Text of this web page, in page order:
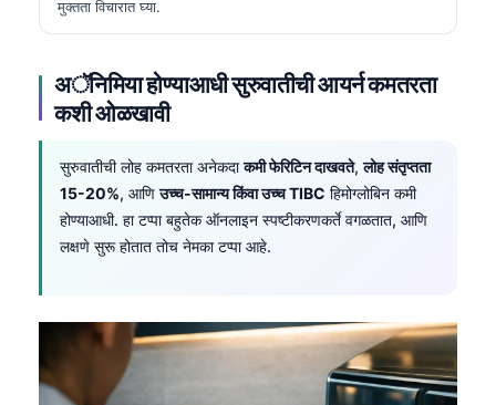
मुक्तता विचारात घ्या.
अॅनिमिया होण्याआधी सुरुवातीची आयर्न कमतरता
कशी ओळखावी
सुरुवातीची लोह कमतरता अनेकदाकमी फेरिटिन दाखवते,लोह संतृप्तता
15-20%, आणिउच्च-सामान्य किंवा उच्च TIBC हिमोग्लोबिन कमी
होण्याआधी. हा टप्पा बहुतेक ऑनलाइन स्पष्टीकरणकर्ते वगळतात, आणि
लक्षणे सुरू होतात तोच नेमका टप्पा आहे.